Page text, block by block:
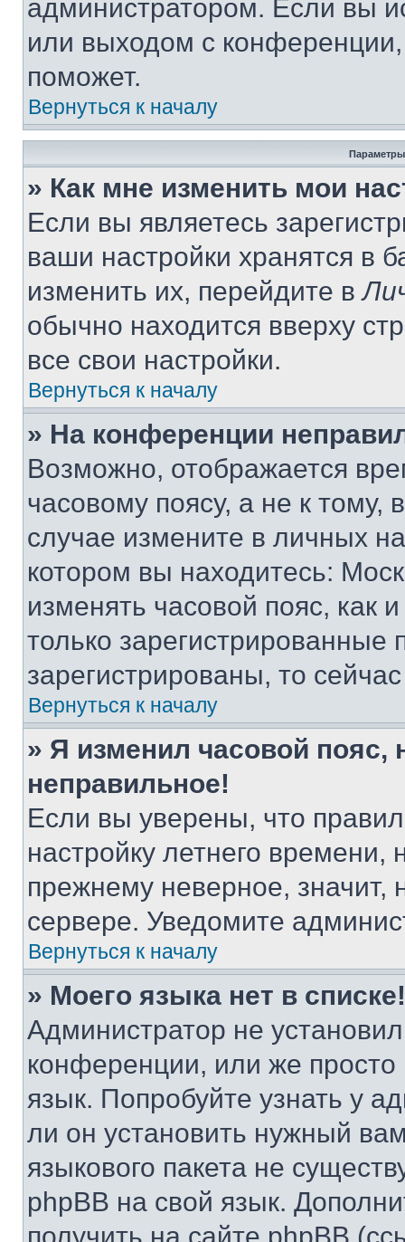
администратором. Если вы
или выходом с
поможет.
Вернуться к началу
Параметры
» Как мне изменить мои
Если вы являетесь
ваши настройки хранятся в
изменить их, перейдите в
обычно находится вверху
все свои настройки.
Вернуться к началу
» На конференции
Возможно, отображается
часовому поясу, а не к тому,
случае измените в личных
котором вы находитесь:
изменять часовой пояс, как
только
зарегистрированы, то
Вернуться к началу
» Я изменил часовой пояс,
неправильное!
Если вы уверены, что
настройку летнего
прежнему неверное, значит,
сервере. Уведомите
Вернуться к началу
» Моего языка нет в списке!
Администратор не
конференции, или же
язык. Попробуйте узнать у
ли он установить нужный
языкового пакета не
phpBB на свой язык.